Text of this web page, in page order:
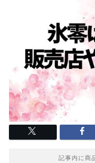
記事内に商